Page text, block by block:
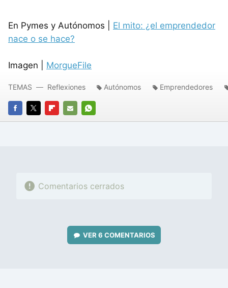
En Pymes y Autónomos | El mito: ¿el emprendedor
nace o se hace?
Imagen | MorgueFile
FACEBOOK
TWITTERFLIPBOARD
E-
WHATSAPP
TEMAS Reflexiones Autónomos Emprendedores
Comentarios cerrados
VER 6 COMENTARIOS